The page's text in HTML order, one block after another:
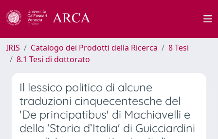
IRIS Catalogo dei Prodotti della Ricerca
8 Tesi
8.1 Tesi di dottorato
Il lessico politico di alcune
traduzioni cinquecentesche del
'De principatibus' di Machiavelli e
della 'Storia d’Italia' di Guicciardini